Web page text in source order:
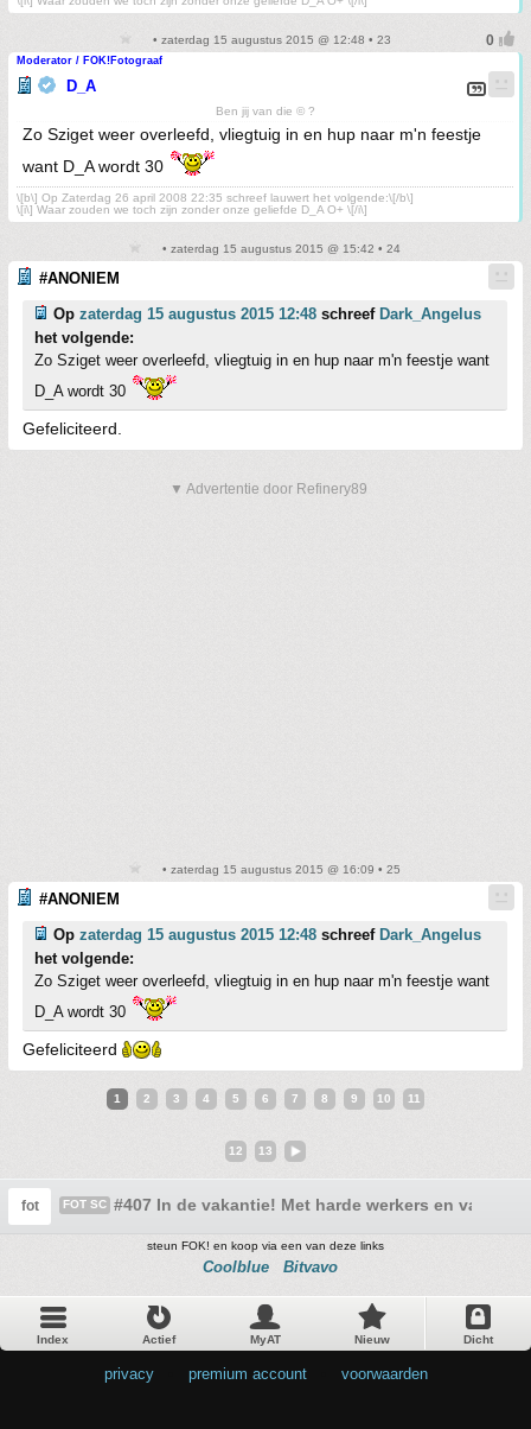
• zaterdag 15 augustus 2015 @ 12:48 • 23
Moderator / FOK!Fotograaf
D_A
Ben jij van die © ?
Zo Sziget weer overleefd, vliegtuig in en hup naar m'n feestje
want D_A wordt 30
\[b\] Op Zaterdag 26 april 2008 22:35 schreef lauwert het volgende:\[/b\]
\[i\] Waar zouden we toch zijn zonder onze geliefde D_A O+ \[/i\]
• zaterdag 15 augustus 2015 @ 15:42 • 24
#ANONIEM
Op zaterdag 15 augustus 2015 12:48 schreef Dark_Angelus
het volgende:
Zo Sziget weer overleefd, vliegtuig in en hup naar m'n feestje want
D_A wordt 30
Gefeliciteerd.
▼ Advertentie door Refinery89
• zaterdag 15 augustus 2015 @ 16:09 • 25
#ANONIEM
Op zaterdag 15 augustus 2015 12:48 schreef Dark_Angelus
het volgende:
Zo Sziget weer overleefd, vliegtuig in en hup naar m'n feestje want
D_A wordt 30
Gefeliciteerd
1 2 3 4 5 6 7 8 9 10 11
12 13
fot FOT SC #407 In de vakantie! Met harde werkers en
steun FOK! en koop via een van deze links
Coolblue Bitvavo
Index Actief MyAT Nieuw Dicht
privacy premium account voorwaarden